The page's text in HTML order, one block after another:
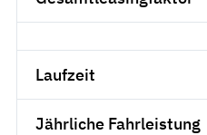
Laufzeit
Jährliche Fahrleistung